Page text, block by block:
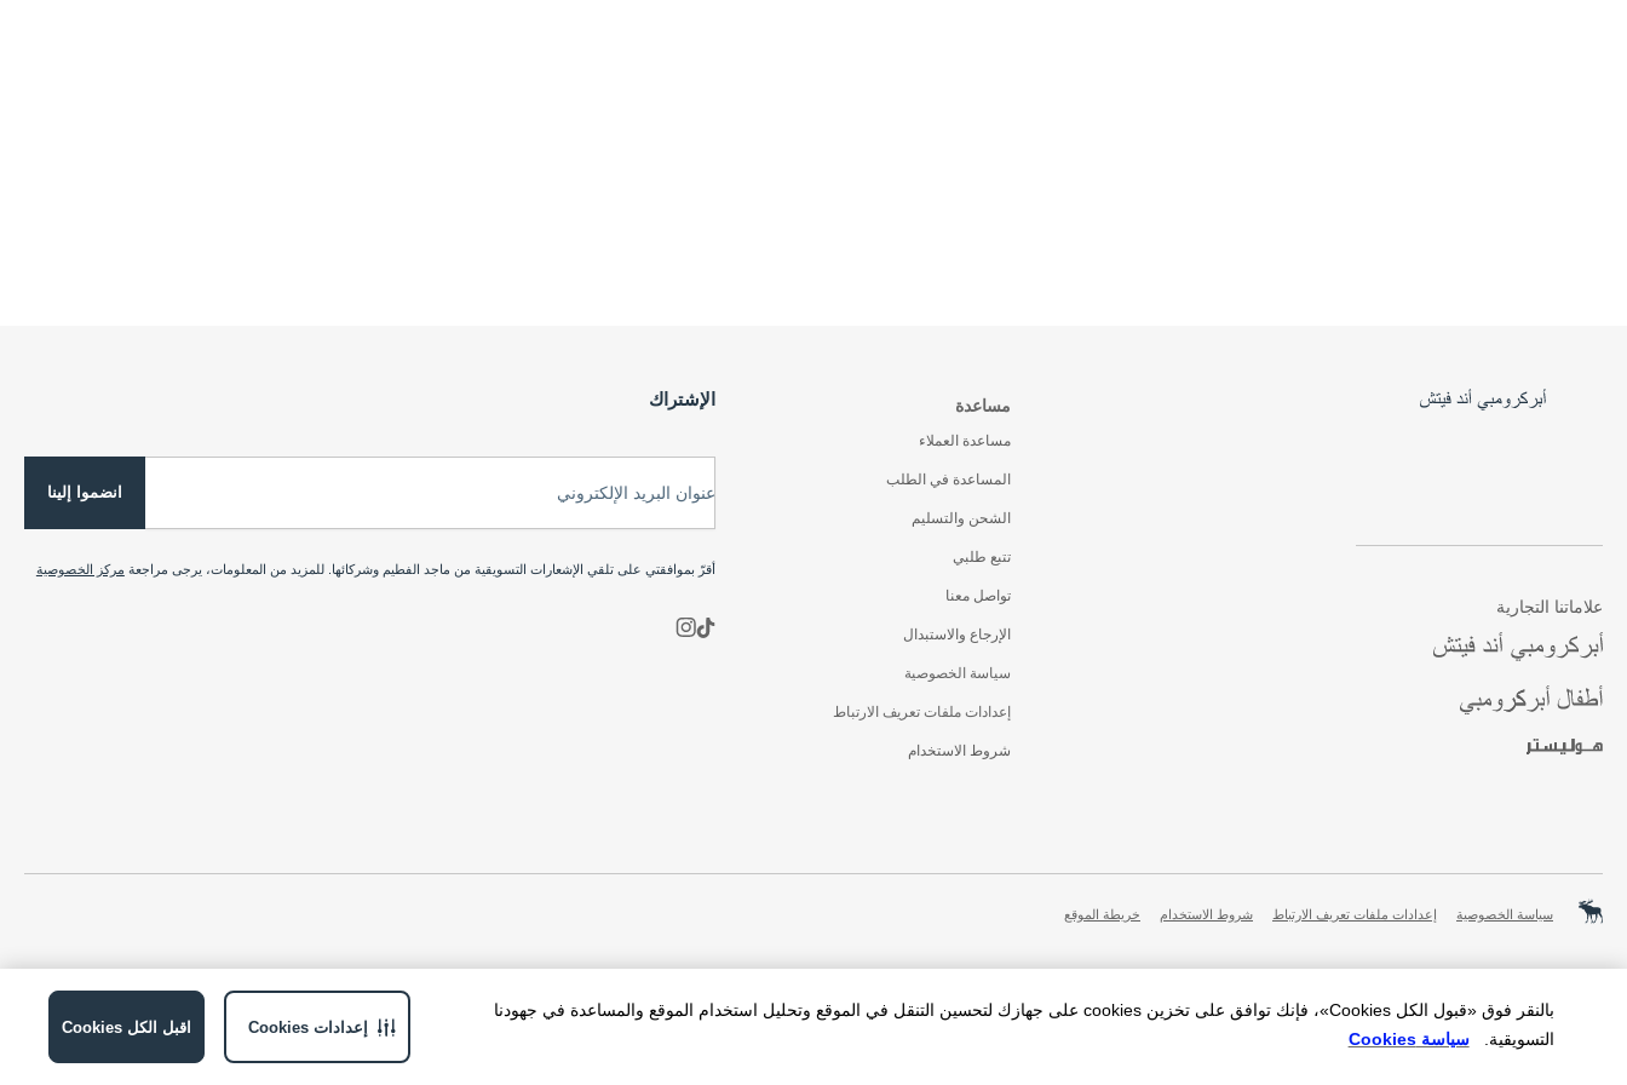
بالنقر فوق «قبول الكل Cookies»، فإنك توافق على تخزين cookies على جهازك لتحسين التنقل في الموقع وتحليل استخدام الموقع والمساعدة في جهودنا
التسويقية.
سياسة Cookies
اقبل الكل Cookies إعدادات Cookies
علاماتنا التجارية
مساعدة
مساعدة العملاء
المساعدة في الطلب
الشحن والتسليم
تتبع طلبي
تواصل معنا
الإرجاع والاستبدال
سياسة الخصوصية
إعدادات ملفات تعريف الارتباط
شروط الاستخدام
الإشتراك
عنوان البريد الإلكتروني انضموا إلينا
أقرّ بموافقتي على تلقي الإشعارات التسويقية من ماجد الفطيم وشركائها. للمزيد من المعلومات، يرجى مراجعة مركز الخصوصية
سياسة الخصوصية إعدادات ملفات تعريف الارتباط شروط الاستخدام خريطة الموقع